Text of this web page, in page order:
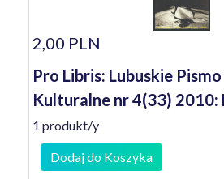
2,00 PLN
Pro Libris: Lubuskie
Kulturalne nr 4(33) 2010:
1 produkt/y
Dodaj do Koszyka